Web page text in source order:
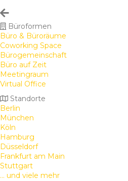
Büroformen
Büro & Büroräume
Coworking Space
Bürogemeinschaft
Büro auf Zeit
Meetingraum
Virtual Office
Standorte
Berlin
München
Köln
Hamburg
Düsseldorf
Frankfurt am Main
Stuttgart
... und viele mehr